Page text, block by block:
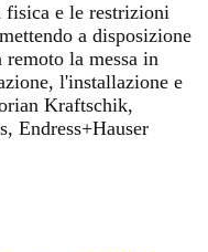
fisica e le restrizioni
a disposizione
la messa in
l'installazione e
Kraftschik,
Endress+Hauser